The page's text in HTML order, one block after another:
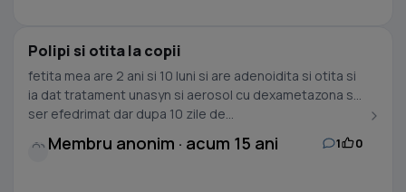
Polipi si otita la copii
fetita mea are 2 ani si 10 luni si are adenoidita si otita si
ia dat tratament unasyn si aerosol cu dexametazona si
ser efedrimat dar dupa 10 zile de...
Membru anonim · acum 15 ani 1 0